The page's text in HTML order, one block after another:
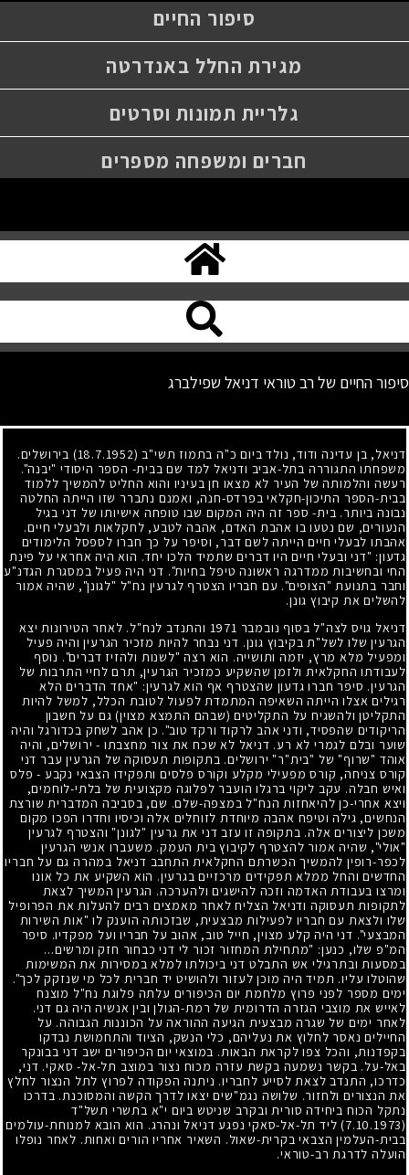
סיפור החיים
מגירת החלל באנדרטה
גלריית תמונות וסרטים
חברים ומשפחה מספרים
סיפור החיים של רב טוראי דניאל שפילברג
דניאל, בן עדינה ודוד, נולד ביום כ"ה בתמוז תשי"ב (18.7.1952)
בירושלים.
משפחתו התגוררה בתל-אביב ודניאל למד שם בבית- הספר היסודי "יבנה".
רעשה והלמותה של העיר לא מצאו חן בעיניו והוא החליט להמשיך ללמוד
בבית-הספר התיכון-חקלאי בפרדס-חנה, ואמנם נתברר שזו הייתה החלטה
נבונה ביותר. בית- ספר זה היה המקום שבו טופחה אישיותו של דני בגיל
הנעורים, שם נטעו בו אהבת האדם, אהבה לטבע, לחקלאות ולבעלי חיים.
אהבתו לבעלי חיים הייתה לשם דבר, וסיפר על כך חברו לספסל הלימודים
גדעון: "דני ובעלי חיים היו דברים שתמיד הלכו יחד. הוא היה אחראי על פינת
החי ובחשיבות ממדרגה ראשונה טיפל בחיות". דני היה פעיל במסגרת הגדנ"ע
וחבר בתנועת "הצופים". עם חבריו הצטרף לגרעין נח"ל "לגונן", שהיה אמור
להשלים את קיבוץ גונן.
דניאל גויס לצה"ל בסוף נובמבר 1971 והתנדב לנח"ל. לאחר הטירונות יצא
הגרעין שלו לשל"ת בקיבוץ גונן. דני נבחר להיות מזכיר הגרעין והיה פעיל
ומפעיל מלא מרץ, יזמה ותושייה. הוא רצה "לשנות ולהזיז דברים". נוסף
לעבודתו החקלאית ולזמן שהשקיע כמזכיר הגרעין, תרם לחיי התרבות של
הגרעין. סיפר חברו גדעון שהצטרף אף הוא לגרעין: "אחד הדברים הלא
רגילים אצלו הייתה השאיפה המתמדת לפעול לטובת הכלל, למשל להיות
התקליטן ולהשגיח על התקליטים (שבהם התמצא מצוין) גם על חשבון
הריקודים שהפסיד, ודני אהב לרקוד ורקד טוב". כן אהב לשחק בכדורגל והיה
שוער ובלם לגמרי לא רע. דניאל לא שכח את צור מחצבתו - ירושלים, והיה
אוהד "שרוף" של "בית"ר" ירושלים. בתקופות תעסוקה של הגרעין עבר דני
קורס צניחה, קורס מפעילי מקלע וקורס פלסים ותפקידו הצבאי נקבע - פלס
ואיש חבלה. עקב ליקוי ברגלו הועבר לפלוגה מקצועית של בלתי-לוחמים,
ויצא אחרי-כן להיאחזות הנח"ל במצפה-שלם. שם, בסביבה המדברית שורצת
הנחשים, גילה וטיפח אהבה מיוחדת לזוחלים אלה וכיסיו וחדרו הפכו מקום
משכן ליצורים אלה. בתקופה זו עזב דני את גרעין "לגונן" והצטרף לגרעין
"אולי", שהיה אמור להצטרף לקיבוץ בית העמק. משעברו אנשי הגרעין
לכפר-רופין להמשיך הכשרתם החקלאית התחבב דניאל במהרה גם על חבריו
החדשים והחל ממלא תפקידים מרכזיים בגרעין. הוא השקיע את כל אונו
ומרצו בעבודת האדמה וזכה להישגים ולהערכה. הגרעין המשיך לצאת
לתקופות תעסוקה ודניאל הצליח לאחר מאמצים רבים להעלות את הפרופיל
שלו ולצאת עם חבריו לפעילות מבצעית, שבזכותה הוענק לו "אות השירות
המבצעי". דני היה קלע מצוין, חייל טוב, אהוב על חבריו ועל מפקדיו. סיפר
המ"פ שלו, כנען: "מתחילת המחזור זכור לי דני כבחור חזק ומרשים...
במסעות ובתרגילי אש התבלט דני ביכולתו למלא במסירות את המשימות
שהוטלו עליו. תמיד היה מוכן לעזור ולהושיט יד חברית לכל מי שנזקק לכך".
ימים מספר לפני פרוץ מלחמת יום הכיפורים עלתה פלוגת נח"ל מוצנח
לאייש את מוצבי הגזרה הדרומית של רמת-הגולן ובין אנשיה היה גם דני.
לאחר ימים של שגרה מבצעית הגיעה ההוראה על הכוננות הגבוהה. על
החיילים נאסר לחלוץ את נעליהם, כלי הנשק, הציוד והתחמושת נבדקו
בקפדנות, והכל צפו לקראת הבאות. במוצאי יום הכיפורים ישב דני בבונקר
באל-על. בקשר נשמעה בקשת עזרה מכוח נצור במוצב תל-אל- סאקי. דני,
כדרכו, התנדב לצאת לסייע לחבריו. ניתנה הפקודה לפרוץ לתל הנצור לחלץ
את הנצורים ולחזור. שלושה נגמ"שים יצאו לדרך הקשה והמסוכנת. בדרכו
נתקל הכוח ביחידה סורית ובקרב שניטש ביום י"א בתשרי תשל"ד
(7.10.1973)
ליד תל-אל-סאקי נפגע דניאל ונהרג. הוא הובא למנוחת-עולמים
בבית-העלמין הצבאי בקרית-שאול. השאיר אחריו הורים ואחות. לאחר נופלו
הועלה לדרגת רב-טוראי.